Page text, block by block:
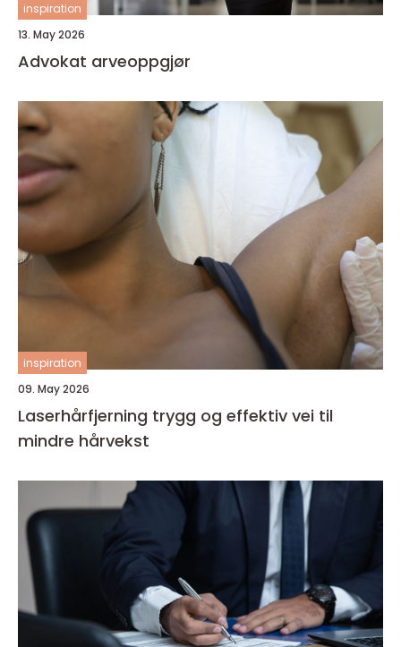
inspiration
13. May 2026
Advokat arveoppgjør
inspiration
09. May 2026
Laserhårfjerning trygg og effektiv vei til
mindre hårvekst